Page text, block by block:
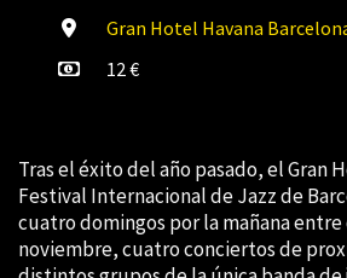
Gran Hotel Havana
12 €
Tras el éxito del año pasado, el Gran
Festival Internacional de Jazz de
cuatro domingos por la mañana
noviembre, cuatro conciertos de